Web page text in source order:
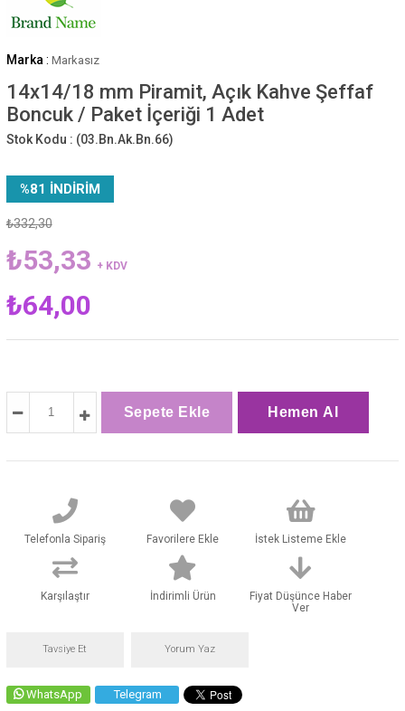
Marka : Markasız
14x14/18 mm Piramit, Açık Kahve Şeffaf
Boncuk / Paket İçeriği 1 Adet
Stok Kodu : (03.Bn.Ak.Bn.66)
%81 İNDIRIM
₺332,30
₺53,33 + KDV
₺64,00
Telefonla Sipariş Favorilere Ekle İstek Listeme Ekle
Karşılaştır İndirimli Ürün
Fiyat Düşünce Haber
Ver
Tavsiye Et Yorum Yaz
WhatsApp Telegram